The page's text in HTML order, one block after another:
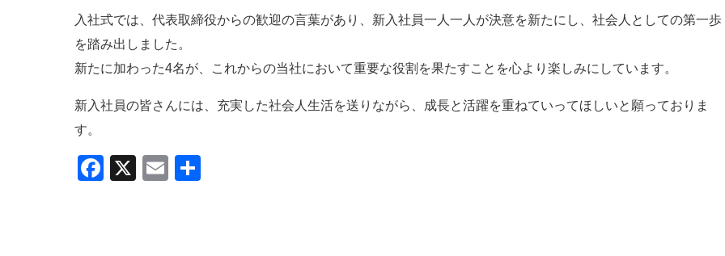
入社式では、代表取締役からの歓迎の言葉があり、新入社員一人一人が決意を新たにし、社会人としての第一歩
を踏み出しました。
新たに加わった4名が、これからの当社において重要な役割を果たすことを心より楽しみにしています。
新入社員の皆さんには、充実した社会人生活を送りながら、成長と活躍を重ねていってほしいと願っておりま
す。
F
X
E